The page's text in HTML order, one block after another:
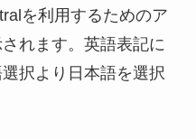
を利用するためのア
れます。英語表記に
択より日本語を選択